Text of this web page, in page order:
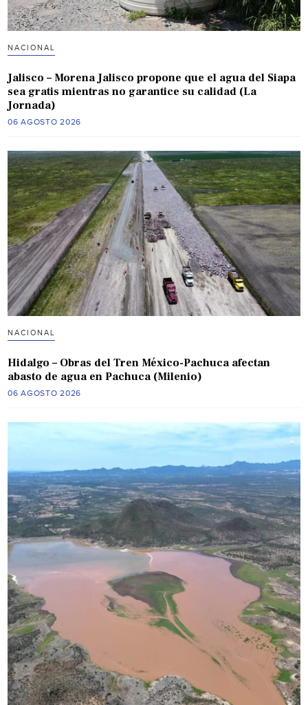
NACIONAL
Jalisco – Morena Jalisco propone que el agua del Siapa
sea gratis mientras no garantice su calidad (La
Jornada)
06 AGOSTO 2026
NACIONAL
Hidalgo – Obras del Tren México-Pachuca afectan
abasto de agua en Pachuca (Milenio)
06 AGOSTO 2026